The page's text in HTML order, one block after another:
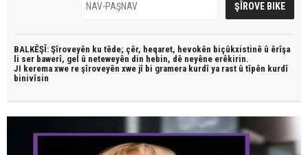
BALKÊŞÎ: Şîroveyên ku têde; çêr, heqaret, hevokên biçûkxistinê û êrîşa
li ser bawerî, gel û neteweyên din hebin, dê neyêne erêkirin.
JI kerema xwe re şîroveyên xwe jî bi gramera kurdî ya rast û tîpên kurdî
binivîsin